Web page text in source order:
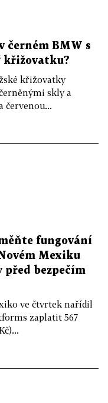
černém BMW s
křižovatku?
křižovatky
skly a
červenou...
fungování
Mexiku
před bezpečím
ve čtvrtek nařídil
zaplatit 567